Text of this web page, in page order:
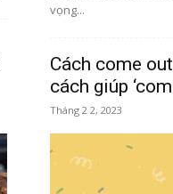
vọng...
Cách come
cách giúp
Tháng 2 2, 2023